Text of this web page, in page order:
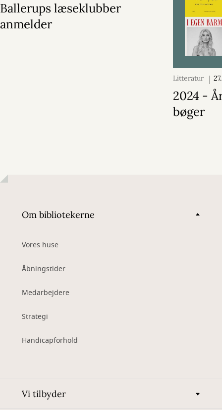
Ballerups læseklubber
anmelder
Litteratur
2024
2024 -
bøger
Om bibliotekerne
Vores huse
Åbningstider
Medarbejdere
Strategi
Handicapforhold
Vi tilbyder